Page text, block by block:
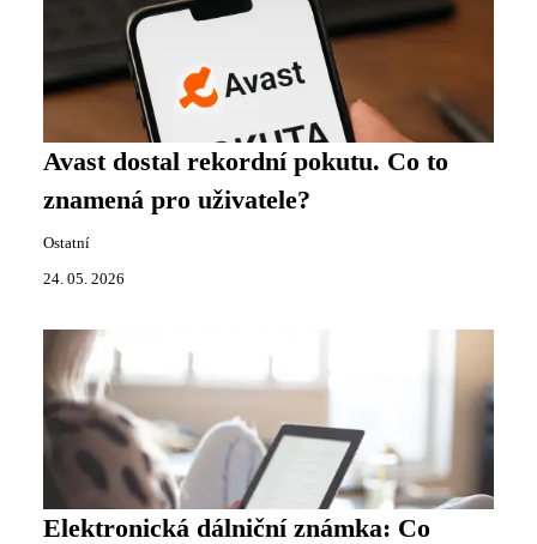
Avast dostal rekordní pokutu. Co to
znamená pro uživatele?
Ostatní
24. 05. 2026
Elektronická dálniční známka: Co